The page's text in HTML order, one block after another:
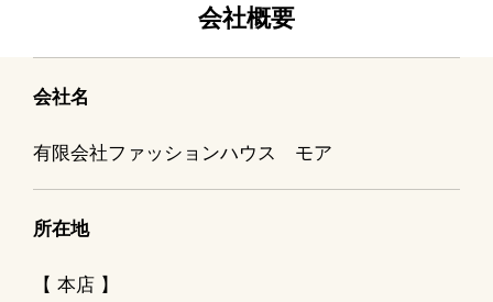
会社概要
会社名
有限会社ファッションハウス モア
所在地
【 本店 】